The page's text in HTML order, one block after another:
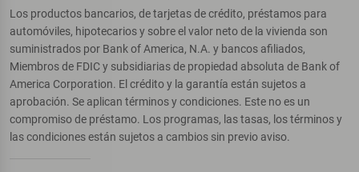
Los productos bancarios, de tarjetas de crédito, préstamos para
automóviles, hipotecarios y sobre el valor neto de la vivienda son
suministrados por Bank of America, N.A. y bancos afiliados,
Miembros de FDIC y subsidiarias de propiedad absoluta de Bank of
America Corporation. El crédito y la garantía están sujetos a
aprobación. Se aplican términos y condiciones. Este no es un
compromiso de préstamo. Los programas, las tasas, los términos y
las condiciones están sujetos a cambios sin previo aviso.